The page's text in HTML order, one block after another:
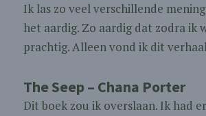
Ik las zo veel verschillende
het aardig. Zo aardig dat zodra ik
prachtig. Alleen vond ik dit
The Seep – Chana Porter
Dit boek zou ik overslaan. Ik had